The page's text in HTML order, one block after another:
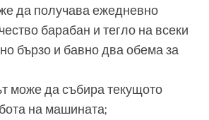
да получава ежедневно
барабан и тегло на всеки
бързо и бавно два обема за
може да събира текущото
на машината;